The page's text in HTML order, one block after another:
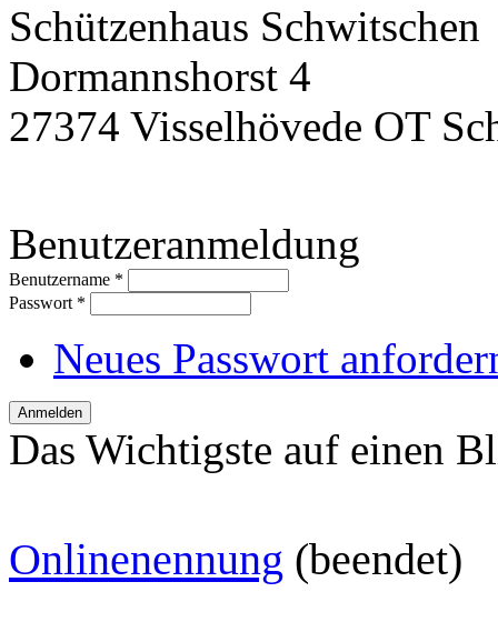
Schützenhaus Schwitschen
Dormannshorst 4
27374 Visselhövede OT
Benutzeranmeldung
Benutzername *
Passwort *
Neues Passwort
Das Wichtigste auf einen
Onlinenennung (beendet)